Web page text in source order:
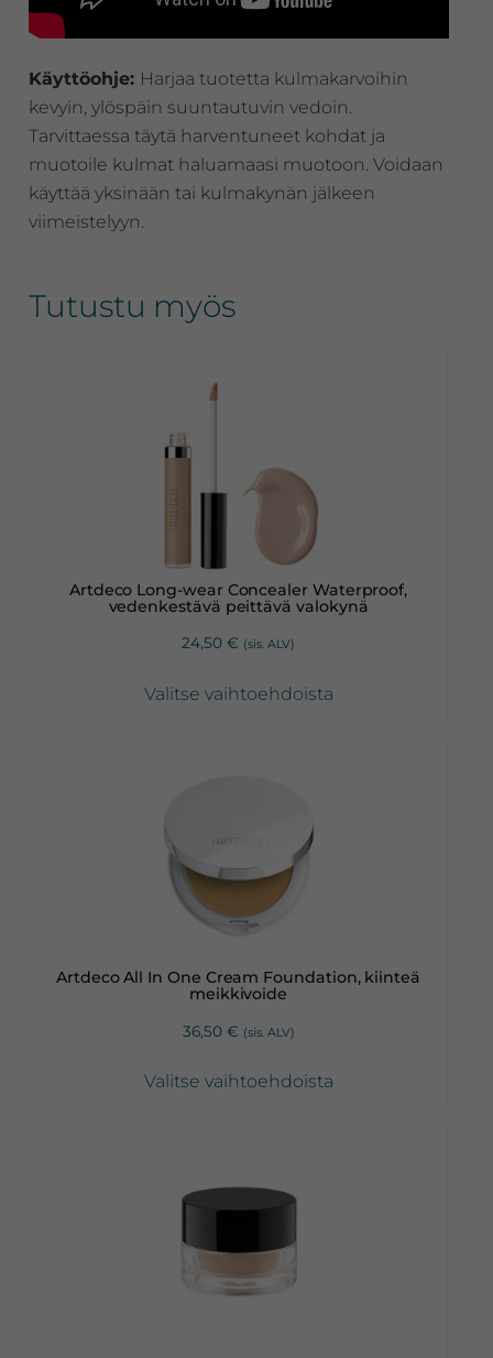
Käyttöohje: Harjaa tuotetta kulmakarvoihin
kevyin, ylöspäin suuntautuvin vedoin.
Tarvittaessa täytä harventuneet kohdat ja
muotoile kulmat haluamaasi muotoon. Voidaan
käyttää yksinään tai kulmakynän jälkeen
viimeistelyyn.
Tutustu myös
Artdeco Long-wear Concealer Waterproof,
vedenkestävä peittävä valokynä
24,50 € (sis. ALV)
Valitse vaihtoehdoista
tuotteen
Artdeco All In One Cream Foundation, kiinteä
meikkivoide
36,50 € (sis. ALV)
Valitse vaihtoehdoista